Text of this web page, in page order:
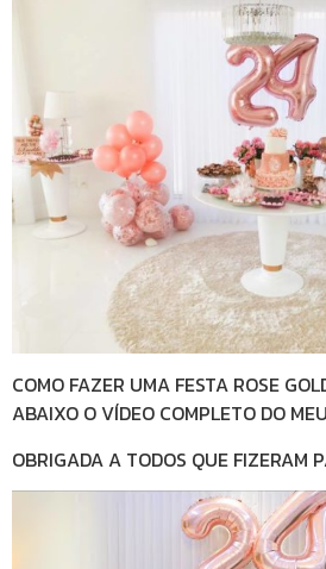
COMO FAZER UMA FESTA ROSE
ABAIXO O VÍDEO COMPLETO DO
OBRIGADA A TODOS QUE FIZERAM